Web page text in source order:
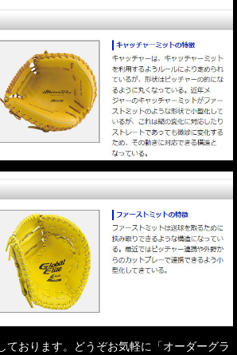
ております。どうぞお気軽に「オーダーグラ